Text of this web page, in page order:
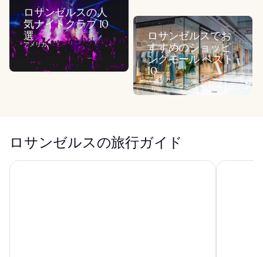
ロサンゼルスの人
気ナイトクラブ 10
選
アメリカ
ロサンゼルスでお
すすめのショッピ
ングモール ベスト
10
アメリカ
ロサンゼルスの旅行ガイド
ショート ストーリーズ ホテル レジデ ク